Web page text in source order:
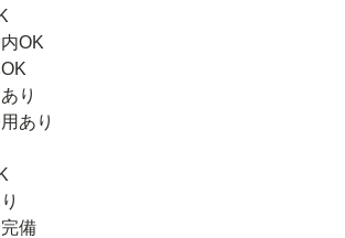
OK
り
あり
備